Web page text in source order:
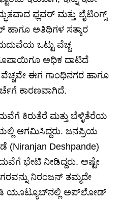
ಫ್ಲವರ್ ಮತ್ತು ಲೈಟಿಂಗ್ಸ್
ಅತಿಥಿಗಳ ಸತ್ಕಾರ
ಒಟ್ಟು ವೆಚ್ಚ
ಅಧಿಕ ದಾಟಿದೆ
ಈಗ ಗಾಂಧಿನಗರ ಹಾಗೂ
ಕಾರಣವಾಗಿದೆ.
ಕಿರುತೆರೆ ಮತ್ತು ಬೆಳ್ಳಿತೆರೆಯ
ಆಗಮಿಸಿದ್ದರು. ಜನಪ್ರಿಯ
Deshpande)
ಭೇಟಿ ನೀಡಿದ್ದರು. ಅಷ್ಟೇ
ನಿರಂಜನ್ ತಮ್ಮದೇ
ಯೂಟ್ಯೂಬ್‌ನಲ್ಲಿ ಅಪ್‌ಲೋಡ್